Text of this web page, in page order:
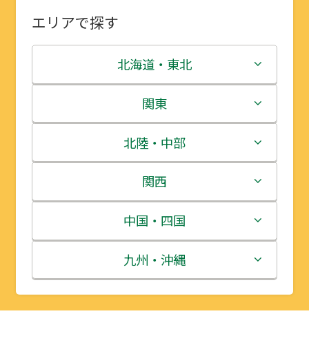
エリアで探す
北海道・東北
北海道
青森県
岩手県
宮城県
秋田県
山形県
関東
茨城県
栃木県
群馬県
埼玉県
千葉県
北陸・中部
新潟県
富山県
石川県
福井県
関西
三重県
滋賀県
京都府
中国・四国
鳥取県
島根県
九州・沖縄
福岡県